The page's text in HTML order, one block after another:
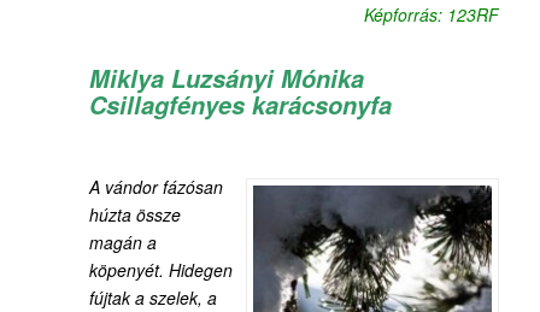
Képforrás: 123RF
Miklya Luzsányi Mónika
Csillagfényes karácsonyfa
A vándor fázósan
húzta össze
magán a
köpenyét. Hidegen
fújtak a szelek, a